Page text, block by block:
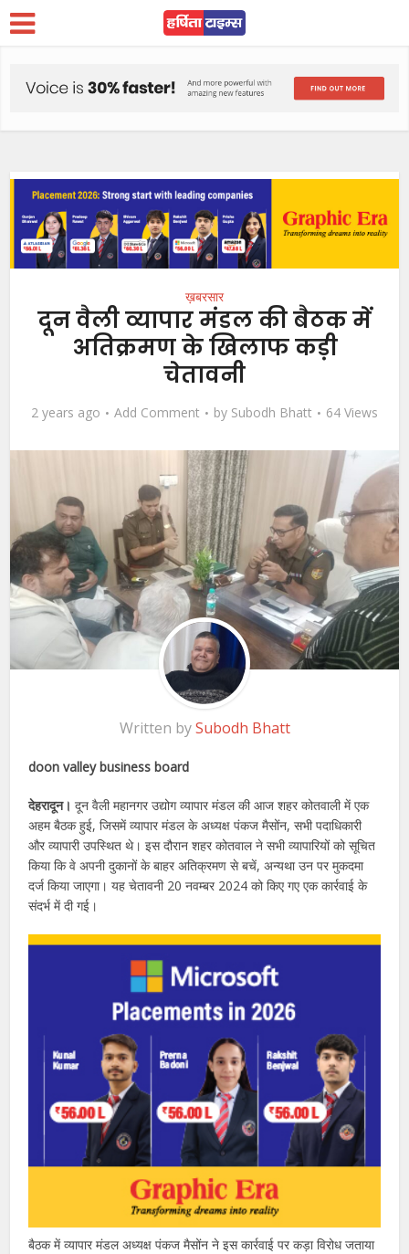
ख़बरसार
दून वैली व्यापार मंडल की बैठक में
अतिक्रमण के खिलाफ कड़ी
चेतावनी
2 years ago Add Comment by Subodh Bhatt 64 Views
Written bySubodh Bhatt
doon valley business board
देहरादून। दून वैली महानगर उद्योग व्यापार मंडल की आज शहर कोतवाली में एक
अहम बैठक हुई, जिसमें व्यापार मंडल के अध्यक्ष पंकज मैसोंन, सभी पदाधिकारी
और व्यापारी उपस्थित थे। इस दौरान शहर कोतवाल ने सभी व्यापारियों को सूचित
किया कि वे अपनी दुकानों के बाहर अतिक्रमण से बचें, अन्यथा उन पर मुकदमा
दर्ज किया जाएगा। यह चेतावनी 20 नवम्बर 2024 को किए गए एक कार्रवाई के
संदर्भ में दी गई।
बैठक में व्यापार मंडल अध्यक्ष पंकज मैसोंन ने इस कार्रवाई पर कड़ा विरोध जताया